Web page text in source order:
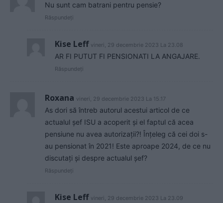
Nu sunt cam batrani pentru pensie?
Răspundeți
Kise Leff vineri, 29 decembrie 2023 La 23.08
AR FI PUTUT FI PENSIONATI LA ANGAJARE.
Răspundeți
Roxana vineri, 29 decembrie 2023 La 15.17
As dori să întreb autorul acestui articol de ce
actualul șef ISU a acoperit și el faptul că acea
pensiune nu avea autorizații?! Înțeleg că cei doi s-
au pensionat în 2021! Este aproape 2024, de ce nu
discutați și despre actualul șef?
Răspundeți
Kise Leff vineri, 29 decembrie 2023 La 23.09